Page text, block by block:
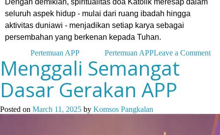
aktivitas duniawi - menjadikan setiap karya sebagai
persembahan yang berkenan kepada Tuhan.
Pertemuan APP Tagged Pertemuan APP
Menggali Semangat
Dasar Gerakan APP
Posted onMarch 11, 2025by Komsos Pangkalan